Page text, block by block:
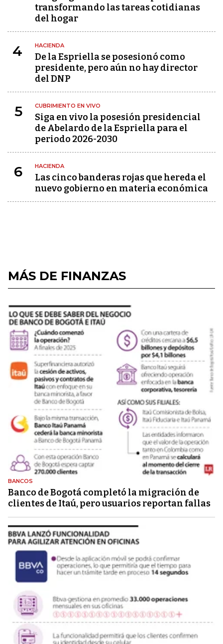
transformando las tareas cotidianas
del hogar
4 HACIENDA
De la Espriella se posesionó como
presidente, pero aún no hay director
del DNP
5 CUBRIMIENTO EN VIVO
Siga en vivo la posesión presidencial
de Abelardo de la Espriella para el
periodo 2026-2030
6 HACIENDA
Las cinco banderas rojas que hereda el
nuevo gobierno en materia económica
MÁS DE FINANZAS
BANCOS
Banco de Bogotá completó la migración de
clientes de Itaú, pero usuarios reportan fallas